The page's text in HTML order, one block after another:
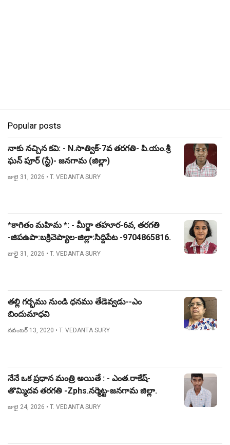
Popular posts
నాకు నచ్చిన కవి: - N.సాత్విక్-7వ తరగతి- పి.యం.శ్రీ
ఘన్ పూర్ (స్టే)- జనగామ (జిల్లా)
జులై 31, 2026 • T. VEDANTA SURY
*కాగితం మహిమ *: - మీర్జా తహూర-6వ, తరగతి
-జిపఉపా:బక్రిచెప్యాల-జిల్లా:సిద్దిపేట -9704865816.
జులై 31, 2026 • T. VEDANTA SURY
తల్లి గర్భము నుండి ధనము తేడెవ్వడు--ఎం
బిందుమాధవి
నవంబర్ 13, 2020 • T. VEDANTA SURY
నేనే ఒక ప్రధాన మంత్రి అయితే : - ఎంత.రాకేష్-
తొమ్మిదవ తరగతి -Zphs.నర్మెట్ట-జనగామ జిల్లా.
జులై 24, 2026 • T. VEDANTA SURY